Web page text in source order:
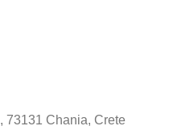
73131 Chania, Crete